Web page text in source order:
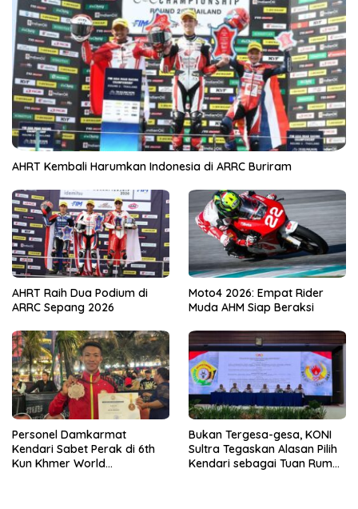
AHRT Kembali Harumkan Indonesia di ARRC Buriram
AHRT Raih Dua Podium di
ARRC Sepang 2026
Moto4 2026: Empat Rider
Muda AHM Siap Beraksi
Personel Damkarmat
Kendari Sabet Perak di 6th
Kun Khmer World
Bukan Tergesa-gesa, KONI
Sultra Tegaskan Alasan Pilih
Kendari sebagai Tuan Rumah